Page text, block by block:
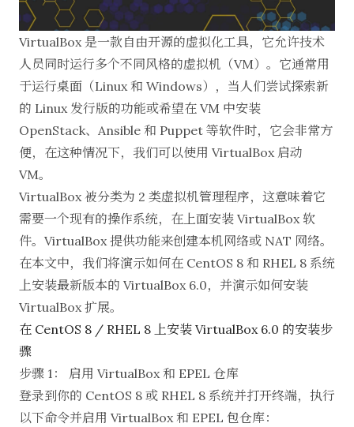
VirtualBox 是一款自由开源的虚拟化工具，它允许技术
人员同时运行多个不同风格的虚拟机（VM）。它通常用
于运行桌面（Linux 和 Windows），当人们尝试探索新
的 Linux 发行版的功能或希望在 VM 中安装
OpenStack、Ansible 和 Puppet 等软件时，它会非常方
便，在这种情况下，我们可以使用 VirtualBox 启动
VM。
VirtualBox 被分类为 2 类虚拟机管理程序，这意味着它
需要一个现有的操作系统，在上面安装 VirtualBox 软
件。VirtualBox 提供功能来创建本机网络或 NAT 网络。
在本文中，我们将演示如何在 CentOS 8 和 RHEL 8 系统
上安装最新版本的 VirtualBox 6.0，并演示如何安装
VirtualBox 扩展。
在 CentOS 8 / RHEL 8 上安装 VirtualBox 6.0 的安装步
骤
步骤 1： 启用 VirtualBox 和 EPEL 仓库
登录到你的 CentOS 8 或 RHEL 8 系统并打开终端，执行
以下命令并启用 VirtualBox 和 EPEL 包仓库：